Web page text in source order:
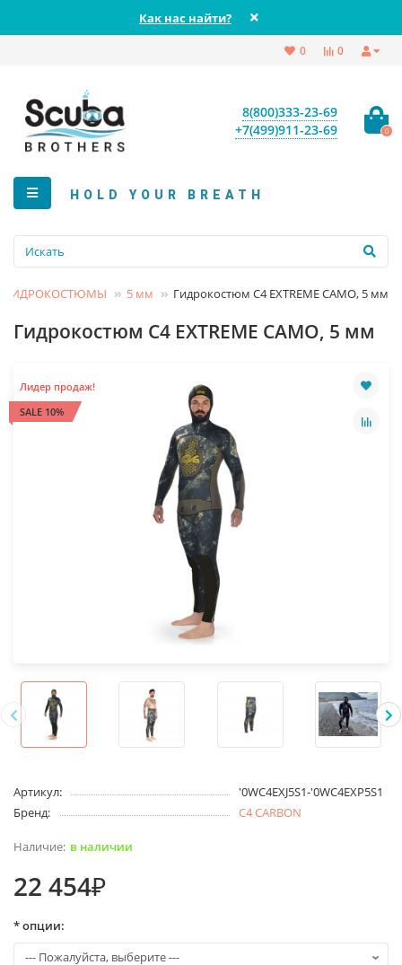
Как нас найти?
0
0
8(800)333-23-69
+7(499)911-23-69
0
HOLD YOUR BREATH
ГИДРОКОСТЮМЫ 5 мм Гидрокостюм C4 EXTREME CAMO, 5 мм
Гидрокостюм C4 EXTREME CAMO, 5 мм
Лидер продаж!
SALE 10%
Артикул:
'0WC4EXJ5S1-'0WC4EXP5S1
Бренд:
C4 CARBON
в наличии
22 454₽
* опции: